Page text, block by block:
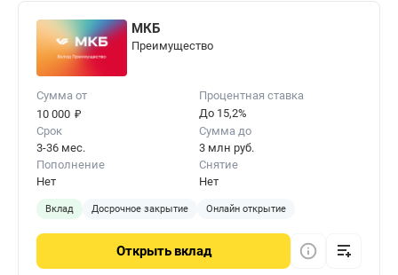
МКБ
Преимущество
Сумма от
10 000 ₽
Процентная ставка
До 15,2%
Срок
3-36 мес.
Сумма до
3 млн руб.
Пополнение
Нет
Снятие
Нет
Вклад Досрочное закрытие Онлайн открытие
Открыть вклад